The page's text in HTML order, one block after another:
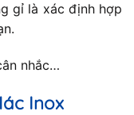
gỉ là xác định hợp
nhắc…
Inox